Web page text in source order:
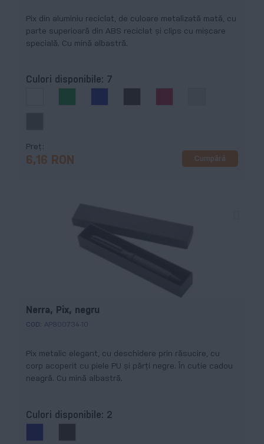
Pix din aluminiu reciclat, de culoare metalizată mată, cu
parte superioară din ABS reciclat și clips cu mișcare
specială. Cu mină albastră.
Culori disponibile: 7
Preț
6,16 RON Cumpără
Nerra, Pix, negru
COD: AP800734-10
Pix metalic elegant, cu deschidere prin răsucire, cu
corp acoperit cu piele PU și părți negre. În cutie cadou
neagră. Cu mină albastră.
Culori disponibile: 2